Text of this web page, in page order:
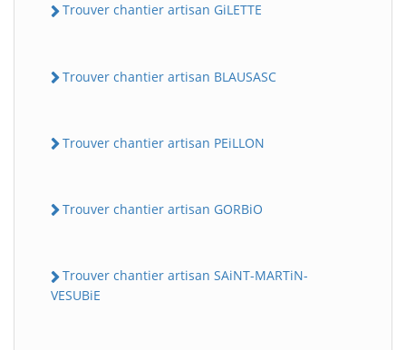
Trouver chantier artisan GiLETTE
Trouver chantier artisan BLAUSASC
Trouver chantier artisan PEiLLON
Trouver chantier artisan GORBiO
Trouver chantier artisan SAiNT-MARTiN-
VESUBiE